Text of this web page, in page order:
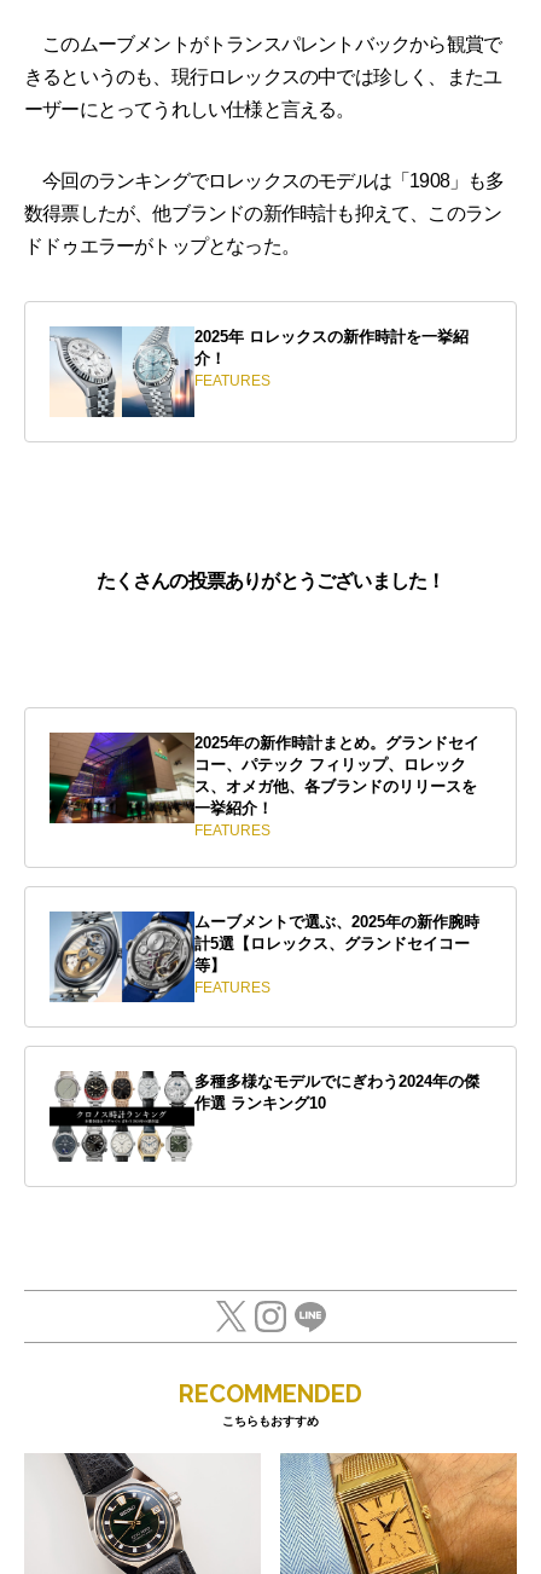
このムーブメントがトランスパレントバックから観賞で
きるというのも、現行ロレックスの中では珍しく、またユ
ーザーにとってうれしい仕様と言える。
今回のランキングでロレックスのモデルは「1908」も多
数得票したが、他ブランドの新作時計も抑えて、このラン
ドドゥエラーがトップとなった。
2025年 ロレックスの新作時計を一挙紹
介！
FEATURES
たくさんの投票ありがとうございました！
2025年の新作時計まとめ。グランドセイ
コー、パテック フィリップ、ロレック
ス、オメガ他、各ブランドのリリースを
一挙紹介！
FEATURES
ムーブメントで選ぶ、2025年の新作腕時
計5選【ロレックス、グランドセイコー
等】
FEATURES
多種多様なモデルでにぎわう2024年の傑
作選 ランキング10
RECOMMENDED
こちらもおすすめ